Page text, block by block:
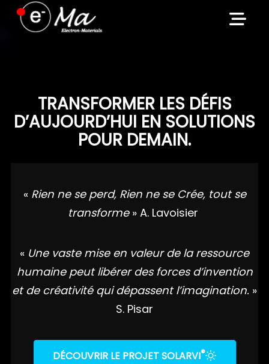
Skip
TRANSFORMER LES DÉFIS
D’AUJOURD’HUI EN SOLUTIONS
POUR DEMAIN.
« Rien ne se perd, Rien ne se Crée, tout se
transforme » A. Lavoisier
« Une vaste mise en valeur de la ressource
humaine peut libérer des forces d’invention
et de créativité qui dépassent l’imagination. »
S. Pisar
DÉCOUVRIR LE PROJET SOLARVI®